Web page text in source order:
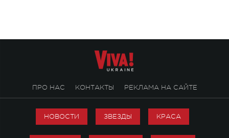
ПРО НАС КОНТАКТЫ РЕКЛАМА НА САЙТЕ
НОВОСТИ ЗВЕЗДЫ КРАСА